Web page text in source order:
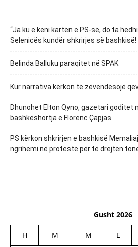
“Ja ku e keni kartën e PS-së, do ta
Selenicës kundër shkrirjes së bashkisë!
Belinda Balluku paraqitet në SPAK
Kur narrativa kërkon të zëvendësojë
Dhunohet Elton Qyno, gazetari goditet
bashkëshortja e Florenc Çapjas
PS kërkon shkrirjen e bashkisë
ngrihemi në protestë për të drejtën
Gusht 2026
H M M E